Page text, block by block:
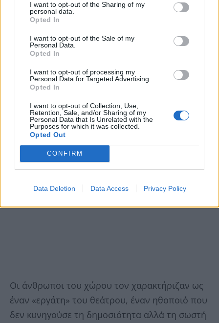
I want to opt-out of the Sharing of my
personal data.
Opted In
I want to opt-out of the Sale of my
Personal Data.
Opted In
I want to opt-out of processing my
Personal Data for Targeted Advertising.
Opted In
I want to opt-out of Collection, Use,
Retention, Sale, and/or Sharing of my
Personal Data that Is Unrelated with the
Purposes for which it was collected.
Opted Out
CONFIRM
Data Deletion Data Access Privacy Policy
ηθοποιός που μπορούσε να υποστηρίξει
αποτελεσματικά οποιονδήποτε ρόλο του
ανατεθεί.
Οι άνθρωποι του χώρου τον χαρακτήριζαν ως
έναν «εργάτη» του θεάτρου, έναν ηθοποιό που
δεν κυνηγούσε τη δημοσιότητα αλλά τη σωστή